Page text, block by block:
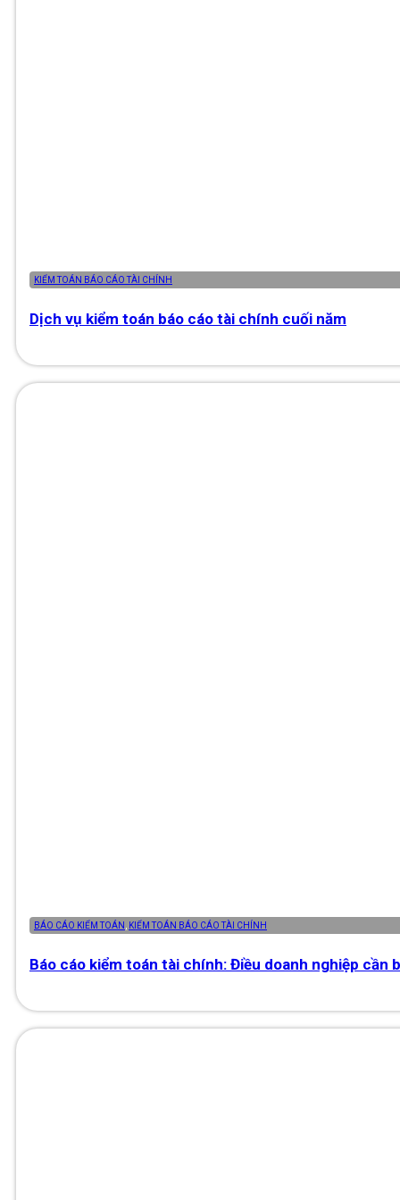
KIỂM TOÁN BÁO CÁO TÀI CHÍNH
Dịch vụ kiểm toán báo cáo tài chính cuối năm
BÁO CÁO KIỂM TOÁN , KIỂM TOÁN BÁO CÁO TÀI CHÍNH
Báo cáo kiểm toán tài chính: Điều doanh nghiệp cần